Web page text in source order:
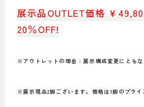
展示品OUTLET価格 ￥
20％OFF!
※アウトレットの理由：展示構成変更にとも
※展示現品2脚ございます。価格は1脚のプライ